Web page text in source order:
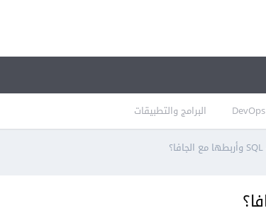
DevOps البرامج والتطبيقات